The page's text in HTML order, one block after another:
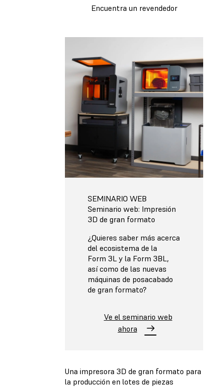
Encuentra un revendedor
SEMINARIO WEB
Seminario web: Impresión
3D de gran formato
¿Quieres saber más acerca
del ecosistema de la
Form 3L y la Form 3BL,
así como de las nuevas
máquinas de posacabado
de gran formato?
Ve el seminario web
ahora
Una impresora 3D de gran formato para
la producción en lotes de piezas